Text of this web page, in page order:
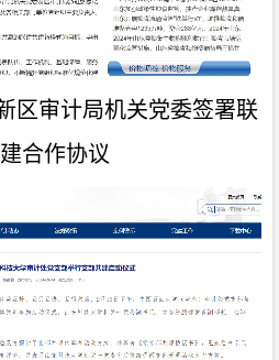
区审计局机关党委签署联
合作协议